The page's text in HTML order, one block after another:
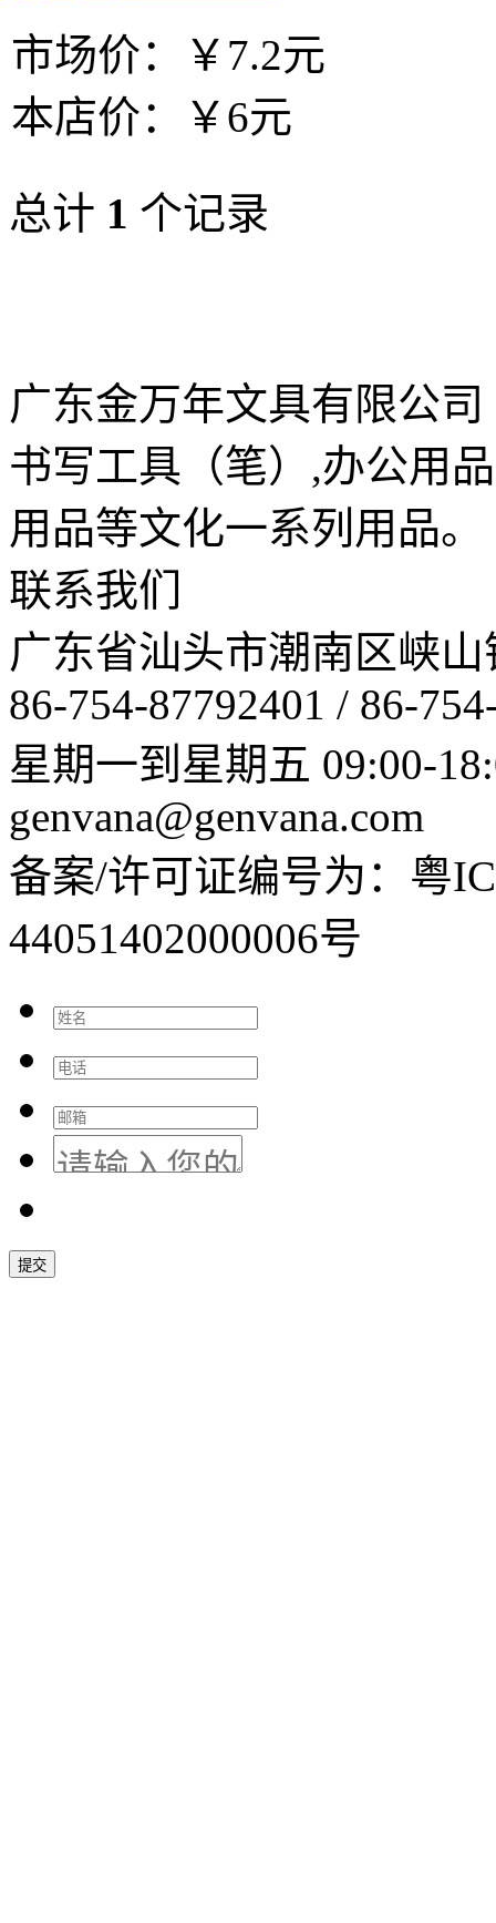
市场价：
￥7.2元
本店价：
￥6元
总计 1 个记录
广东金万年文具有限公司
书写工具（笔）,办公用
用品等文化一系列用品。
联系我们
广东省汕头市潮南区峡
86-754-87792401 / 86-
星期一到星期五 09:00-
genvana@genvana.com
备案/许可证编号为：粤
44051402000006号